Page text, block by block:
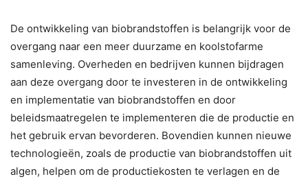
De ontwikkeling van biobrandstoffen is belangrijk voor de
overgang naar een meer duurzame en koolstofarme
samenleving. Overheden en bedrijven kunnen bijdragen
aan deze overgang door te investeren in de ontwikkeling
en implementatie van biobrandstoffen en door
beleidsmaatregelen te implementeren die de productie en
het gebruik ervan bevorderen. Bovendien kunnen nieuwe
technologieën, zoals de productie van biobrandstoffen uit
algen, helpen om de productiekosten te verlagen en de